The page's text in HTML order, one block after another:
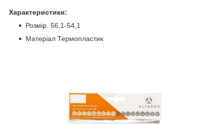
Характеристики:
Розмір. 56,1-54,1
Матеріал Термопластик